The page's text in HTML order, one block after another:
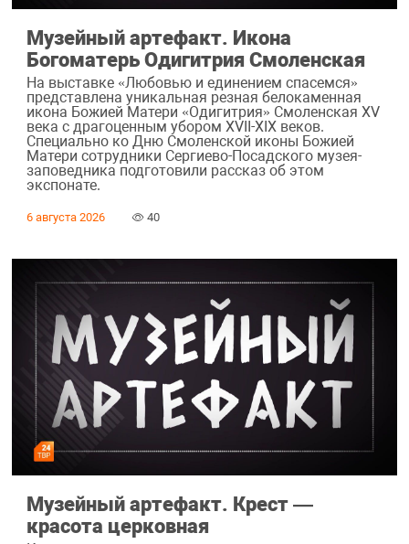
Музейный артефакт. Икона
Богоматерь Одигитрия Смоленская
На выставке «Любовью и единением спасемся»
представлена уникальная резная белокаменная
икона Божией Матери «Одигитрия» Смоленская XV
века с драгоценным убором XVII-XIX веков.
Специально ко Дню Смоленской иконы Божией
Матери сотрудники Сергиево-Посадского музея-
заповедника подготовили рассказ об этом
экспонате.
6 августа 2026 40
Музейный артефакт. Крест —
красота церковная